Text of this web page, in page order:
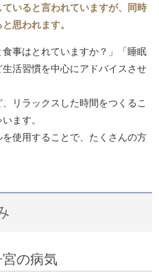
いると言われていますが、同時
思われます。
事はとれていますか？」「睡眠
活習慣を中心にアドバイスさせ
リラックスした時間をつくるこ
ます。
使用することで、たくさんの方
の病気